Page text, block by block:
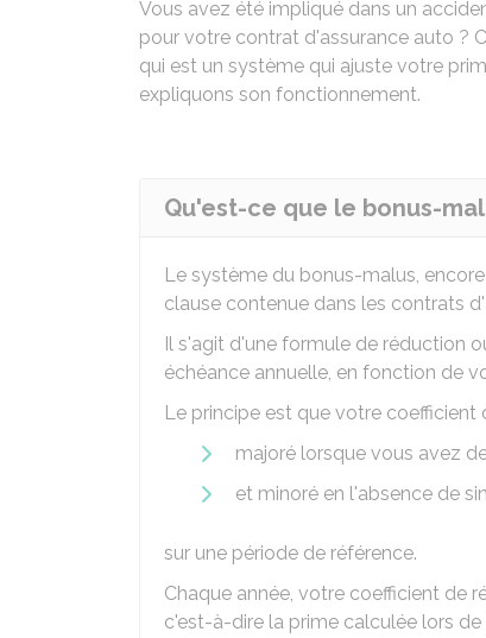
Vous avez été impliqué dans un
pour votre contrat d'assurance auto ?
qui est un système qui ajuste votre
expliquons son fonctionnement.
Qu'est-ce que le bonus-
Le système du bonus-malus,
clause contenue dans les contrats
Il s'agit d'une formule de réduction
échéance annuelle, en fonction de
Le principe est que votre
majoré lorsque vous avez
et minoré en l'absence de
sur une période de référence.
Chaque année, votre coefficient de
c'est-à-dire la prime calculée lors